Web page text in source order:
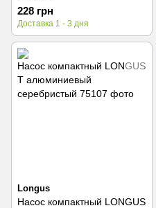
228 грн
Доставка 1 - 3 дня
Longus
Насос компактный LONGUS